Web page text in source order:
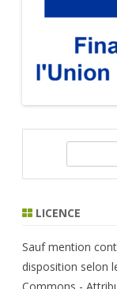
r
h
LICENCE
Sauf mention
disposition selon
Commons -